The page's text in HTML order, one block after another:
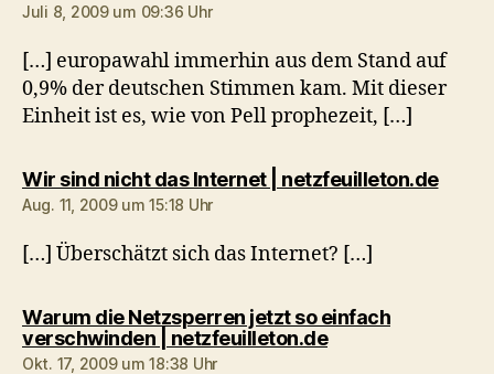
Juli 8, 2009 um 09:36 Uhr
[…] europawahl immerhin aus dem Stand auf
0,9% der deutschen Stimmen kam. Mit dieser
Einheit ist es, wie von Pell prophezeit, […]
Wir sind nicht das Internet | netzfeuilleton.desagt:
Aug. 11, 2009 um 15:18 Uhr
[…] Überschätzt sich das Internet? […]
Warum die Netzsperren jetzt so einfach
verschwinden | netzfeuilleton.desagt:
Okt. 17, 2009 um 18:38 Uhr